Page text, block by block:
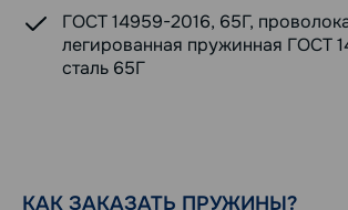
ГОСТ 14959-2016, 65Г,
легированная пружинная ГОСТ
сталь 65Г
КАК ЗАКАЗАТЬ ПРУЖИНЫ?